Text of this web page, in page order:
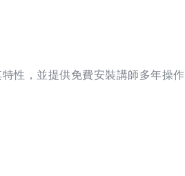
性，並提供免費安裝講師多年操作